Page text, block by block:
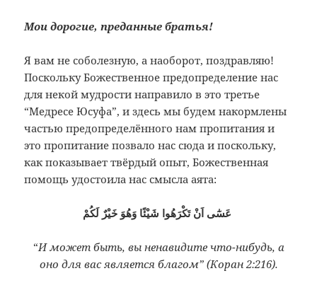
Мои дорогие, преданные братья!
Я вам не соболезную, а наоборот, поздравляю!
Поскольку Божественное предопределение нас
для некой мудрости направило в это третье
“Медресе Юсуфа”, и здесь мы будем накормлены
частью предопределённого нам пропитания и
это пропитание позвало нас сюда и поскольку,
как показывает твёрдый опыт, Божественная
помощь удостоила нас смысла аята:
“И может быть, вы ненавидите что-нибудь, а
оно для вас является благом” (Коран 2:216).